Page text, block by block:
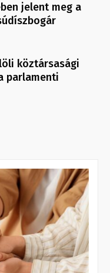
jelent meg a
köztársasági
parlamenti